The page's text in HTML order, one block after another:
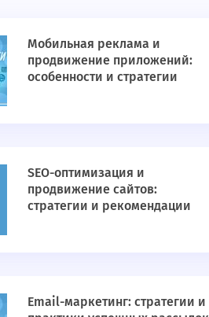
Мобильная реклама и
продвижение приложений:
особенности и стратегии
SEO-оптимизация и
продвижение сайтов:
стратегии и рекомендации
Email-маркетинг: стратегии и